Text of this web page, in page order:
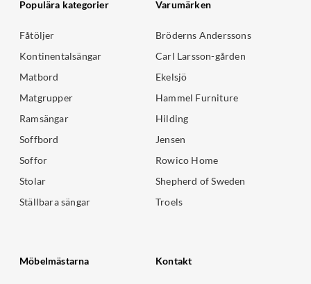
Populära kategorier
Fåtöljer
Kontinentalsängar
Matbord
Matgrupper
Ramsängar
Soffbord
Soffor
Stolar
Ställbara sängar
Varumärken
Bröderns Anderssons
Carl Larsson-gården
Ekelsjö
Hammel Furniture
Hilding
Jensen
Rowico Home
Shepherd of Sweden
Troels
Möbelmästarna Kontakt